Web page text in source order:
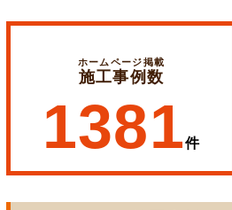
ホームページ掲載
施工事例数
1381件